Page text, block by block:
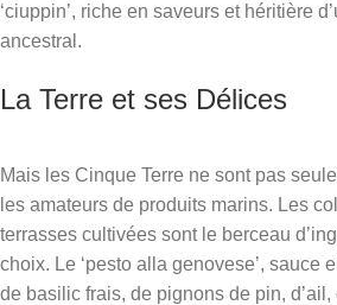
‘ciuppin’, riche en saveurs et héritière
ancestral.
La Terre et ses Délices
Mais les Cinque Terre ne sont pas
les amateurs de produits marins. Les
terrasses cultivées sont le berceau
choix. Le ‘pesto alla genovese’, sauce
de basilic frais, de pignons de pin, d’ail,